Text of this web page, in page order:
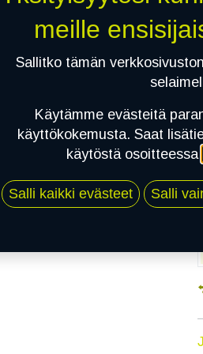
1
meille
Sallitko tämän
Käytämme evästeitä
käyttökokemusta. Saat
käytöstä osoitteessa
Salli kaikki evästeet Salli